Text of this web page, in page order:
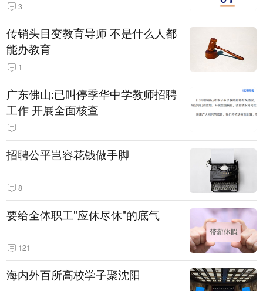
3
传销头目变教育导师 不是什么人都
能办教育
1
广东佛山:已叫停季华中学教师招聘
工作 开展全面核查
招聘公平岂容花钱做手脚
8
要给全体职工"应休尽休"的底气
121
海内外百所高校学子聚沈阳